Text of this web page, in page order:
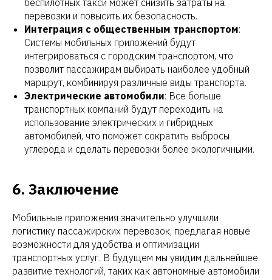
перевозки и повысить их безопасность.
Интеграция с общественным транспортом:
Системы мобильных приложений будут
интегрироваться с городским транспортом, что
позволит пассажирам выбирать наиболее удобный
маршрут, комбинируя различные виды транспорта.
Электрические автомобили: Все больше
транспортных компаний будут переходить на
использование электрических и гибридных
автомобилей, что поможет сократить выбросы
углерода и сделать перевозки более экологичными.
6. Заключение
Мобильные приложения значительно улучшили
логистику пассажирских перевозок, предлагая новые
возможности для удобства и оптимизации
транспортных услуг. В будущем мы увидим дальнейшее
развитие технологий, таких как автономные автомобили